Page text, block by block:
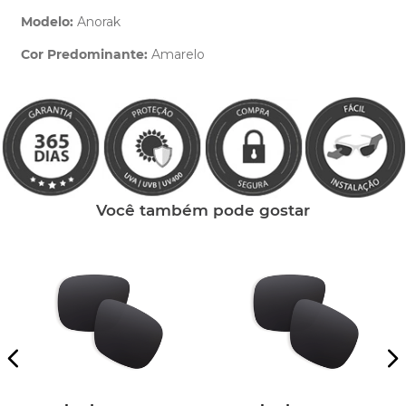
Modelo: Anorak
Cor Predominante: Amarelo
Você também pode gostar